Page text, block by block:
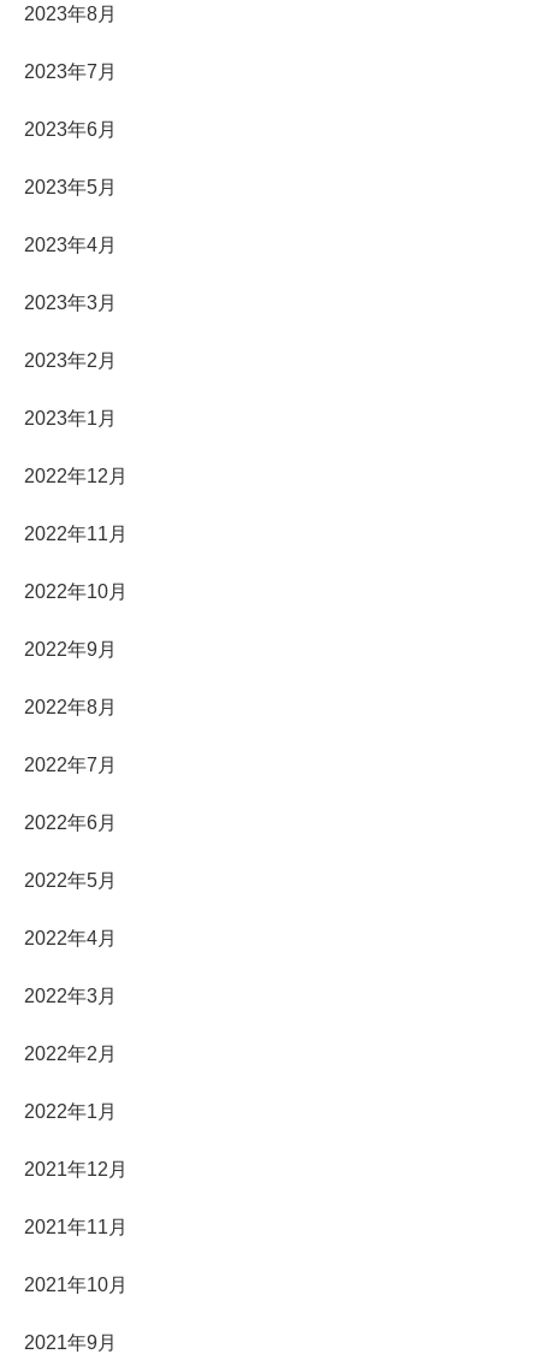
2023年8月
2023年7月
2023年6月
2023年5月
2023年4月
2023年3月
2023年2月
2023年1月
2022年12月
2022年11月
2022年10月
2022年9月
2022年8月
2022年7月
2022年6月
2022年5月
2022年4月
2022年3月
2022年2月
2022年1月
2021年12月
2021年11月
2021年10月
2021年9月